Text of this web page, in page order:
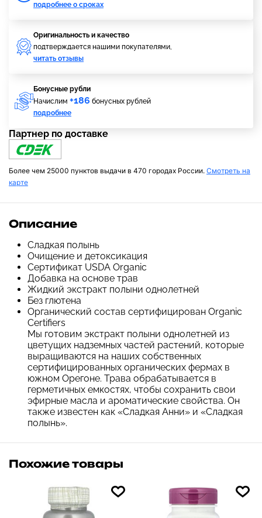
подробнее о сроках
Оригинальность и качество
подтверждается нашими покупателями,
читать отзывы
Бонусные рубли
Начислим +186 бонусных рублей
подробнее
Партнер по доставке
Более чем 25000 пунктов выдачи в 470 городах России. Смотреть на
карте
Описание
Сладкая полынь
Очищение и детоксикация
Сертификат USDA Organic
Добавка на основе трав
Жидкий экстракт полыни однолетней
Без глютена
Органический состав сертифицирован Organic
Certifiers
Мы готовим экстракт полыни однолетней из
цветущих надземных частей растений, которые
выращиваются на наших собственных
сертифицированных органических фермах в
южном Орегоне. Трава обрабатывается в
герметичных емкостях, чтобы сохранить свои
эфирные масла и ароматические свойства. Он
также известен как «Сладкая Анни» и «Сладкая
полынь».
Похожие товары